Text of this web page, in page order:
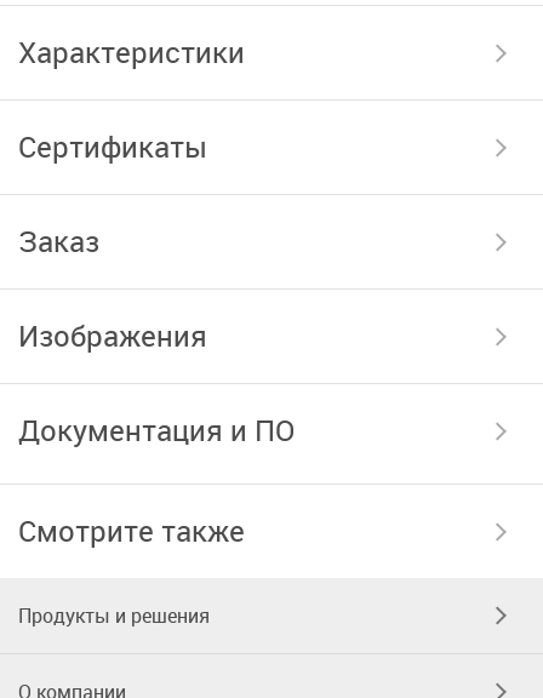
Характеристики
Сертификаты
Заказ
Изображения
Документация и ПО
Смотрите также
Продукты и решения
О компании